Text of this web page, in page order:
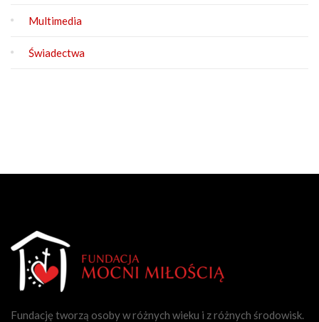
Multimedia
Świadectwa
Fundację tworzą osoby w różnych wieku i z różnych środowisk.